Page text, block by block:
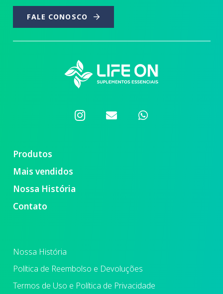
FALE CONOSCO
Produtos
Mais vendidos
Nossa História
Contato
Nossa História
Política de Reembolso e Devoluções
Termos de Uso e Política de Privacidade